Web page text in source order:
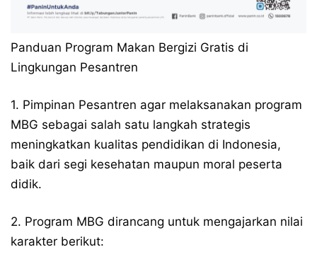
Panduan Program Makan Bergizi Gratis di
Lingkungan Pesantren
1. Pimpinan Pesantren agar melaksanakan program
MBG sebagai salah satu langkah strategis
meningkatkan kualitas pendidikan di Indonesia,
baik dari segi kesehatan maupun moral peserta
didik.
2. Program MBG dirancang untuk mengajarkan nilai
karakter berikut: